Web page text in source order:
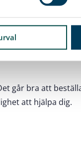
går bra att
att hjälpa dig.